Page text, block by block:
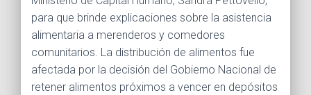
para que brinde explicaciones sobre la asistencia
alimentaria a merenderos y comedores
comunitarios. La distribución de alimentos fue
afectada por la decisión del Gobierno Nacional de
retener alimentos próximos a vencer en depósitos